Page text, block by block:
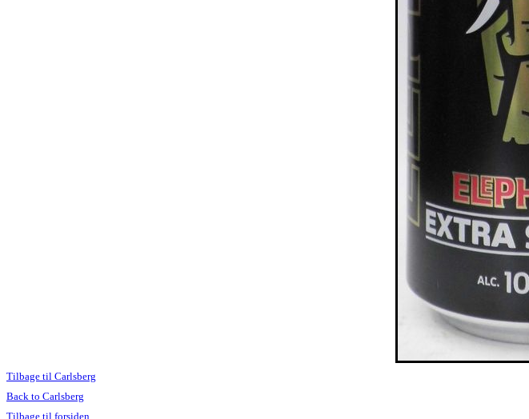
Tilbage til Carlsberg
Back to Carlsberg
Tilbage til forsiden